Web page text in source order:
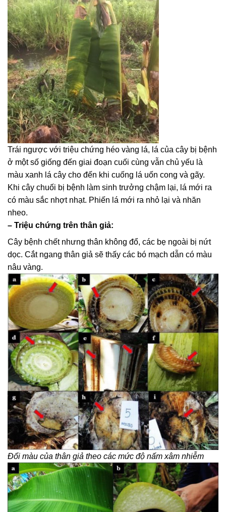
Trái ngược với triệu chứng héo vàng lá, lá của cây bị bệnh
ở một số giống đến giai đoạn cuối cùng vẫn chủ yếu là
màu xanh lá cây cho đến khi cuống lá uốn cong và gãy.
Khi cây chuối bị bệnh làm sinh trưởng chậm lại, lá mới ra
có màu sắc nhợt nhạt. Phiến lá mới ra nhỏ lại và nhăn
nheo.
– Triệu chứng trên thân giả:
Cây bệnh chết nhưng thân không đổ, các bẹ ngoài bị nứt
dọc. Cắt ngang thân giả sẽ thấy các bó mạch dẫn có màu
nâu vàng.
Đổi màu của thân giả theo các mức độ nấm xâm nhiễm